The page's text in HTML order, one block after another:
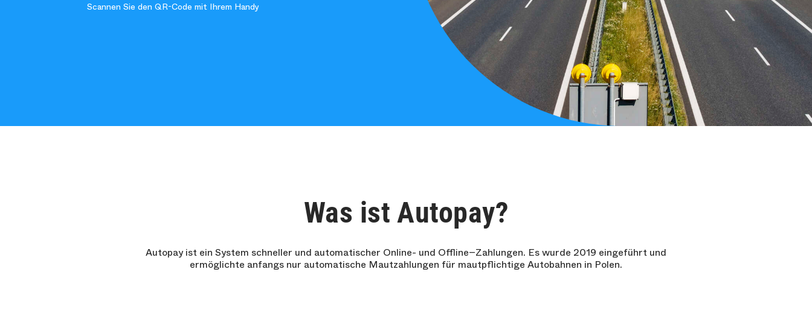
Scannen Sie den QR-Code mit Ihrem Handy
Was ist Autopay?
Autopay ist ein System schneller und automatischer Online- und Offline−Zahlungen. Es wurde 2019 eingeführt und
ermöglichte anfangs nur automatische Mautzahlungen für mautpflichtige Autobahnen in Polen.